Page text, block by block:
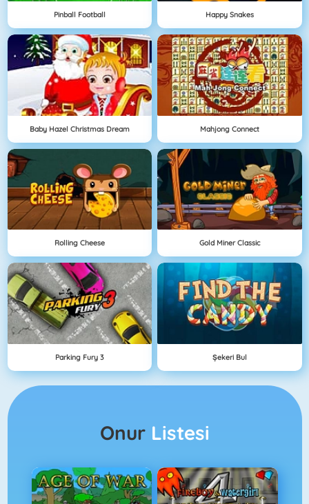
Pinball Football Happy Snakes
Baby Hazel Christmas Dream Mahjong Connect
Rolling Cheese Gold Miner Classic
Parking Fury 3 Şekeri Bul
Onur Listesi